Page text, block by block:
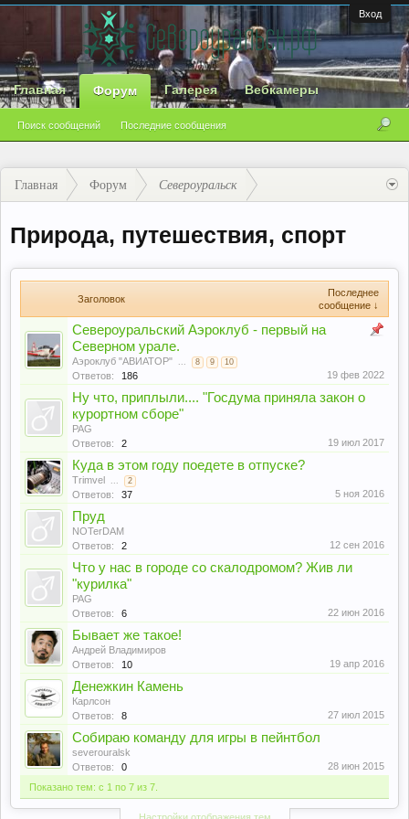
Вход
Главная Форум
Поиск сообщений Последние сообщения
Галерея Вебкамеры
Главная Форум Североуральск
Природа, путешествия, спорт
Заголовок
Последнее
сообщение ↓
Североуральский Аэроклуб - первый на
Северном урале.
Аэроклуб "АВИАТОР" ... 8 9 10
Ответов: 186 19 фев 2022
Ну что, приплыли.... "Госдума приняла закон о
курортном сборе"
PAG
Ответов:
2 19 июл 2017
Куда в этом году поедете в отпуске?
Trimvel ... 2
Ответов: 37 5 ноя 2016
Пруд
NOTerDAM
Ответов:
2 12 сен 2016
Что у нас в городе со скалодромом? Жив ли
"курилка"
PAG
Ответов:
6 22 июн 2016
Бывает же такое!
Андрей Владимиров
Ответов:
10 19 апр 2016
Денежкин Камень
Карлсон
Ответов:
8 27 июл 2015
Собираю команду для игры в пейнтбол
severouralsk
Ответов:
0
28 июн 2015
Показано тем: с 1 по 7 из 7.